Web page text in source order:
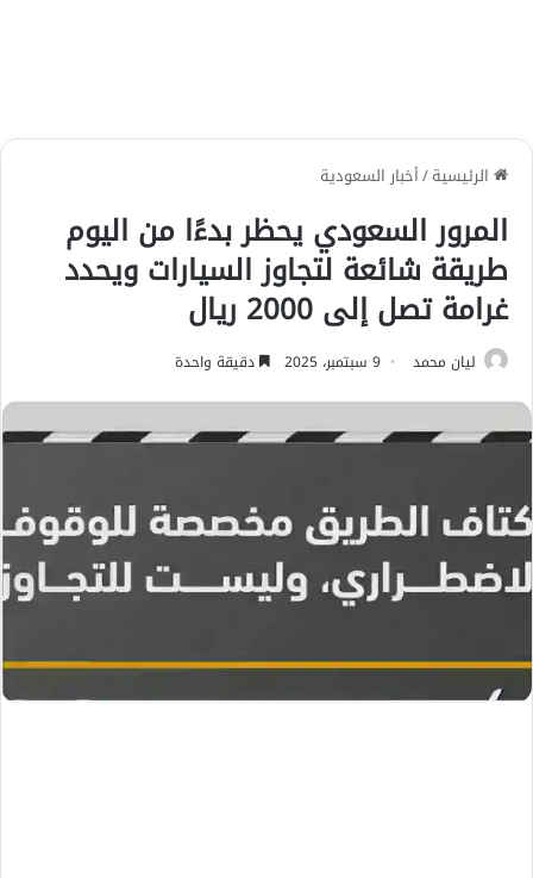
الرئيسية/أخبار السعودية
المرور السعودي يحظر بدءًا من اليوم
طريقة شائعة لتجاوز السيارات ويحدد
غرامة تصل إلى 2000 ريال
ليان محمد 9 سبتمبر، 2025 دقيقة واحدة